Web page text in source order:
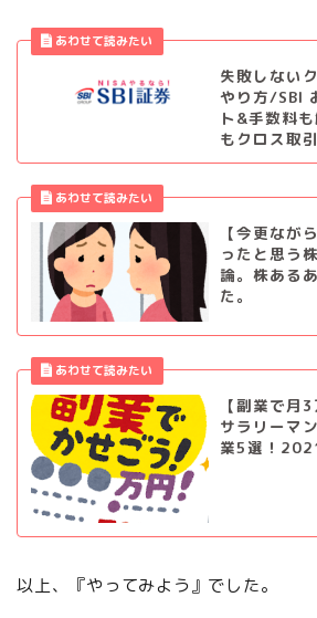
失敗しない
やり方/SBI
ト&手数料
もクロス取
【今更なが
ったと思う
論。株ある
た。
【副業で月
サラリーマ
業5選！
以上、『やってみよう』でした。